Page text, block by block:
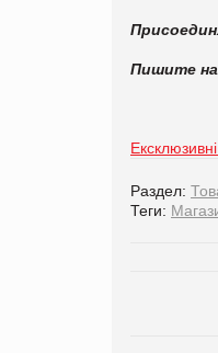
Пишите
Раздел:
Теги: